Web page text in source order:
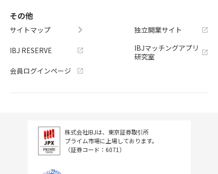
その他
サイトマップ
IBJ RESERVE
会員ログインページ
独立開業サイト
IBJマッチングアプリ
研究室
株式会社IBJは、東京証券取引所
プライム市場に上場しております。
（証券コード：6071）